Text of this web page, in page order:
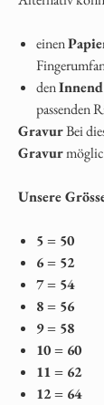
einen
den
passenden
GravurBei
Gravur
Unsere
5 = 50
6 = 52
7 = 54
8 = 56
9 = 58
10 = 60
11 = 62
12 = 64